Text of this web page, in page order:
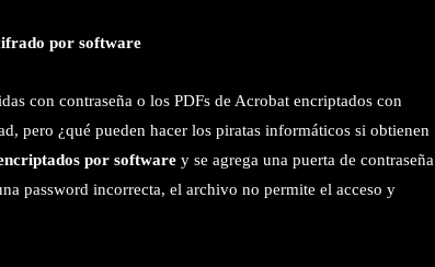
por software
con contraseña o los PDFs de Acrobat encriptados con
pero ¿qué pueden hacer los piratas informáticos si obtienen
por software y se agrega una puerta de contraseña
password incorrecta, el archivo no permite el acceso y